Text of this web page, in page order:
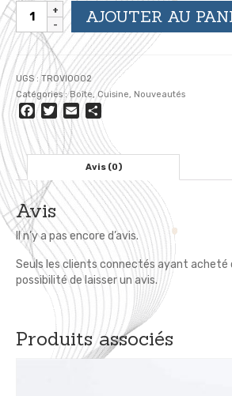
quantité
de
MADEMOISELLE
VINTAGE
boîte
ronde
3
compartiments
design
Paris
AJOUTER AU
UGS :TROVI0002
Catégories :Boîte,Cuisine, Nouveautés
Facebook
Twitter
EmailPartager
Avis (0)
Avis
Il n’y a pas encore d’avis.
Seuls les clients connectés ayant acheté
possibilité de laisser un avis.
Produits associés